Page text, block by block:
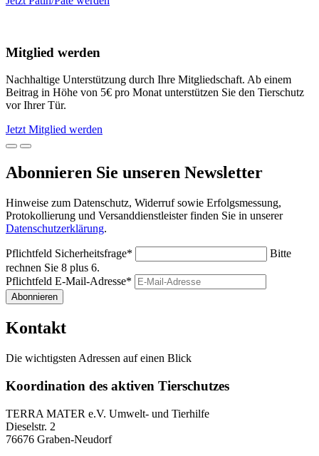
Mitglied werden
Nachhaltige Unterstützung durch Ihre Mitgliedschaft. Ab einem
Beitrag in Höhe von 5€ pro Monat unterstützen Sie den Tierschutz
vor Ihrer Tür.
Jetzt Mitglied werden
Abonnieren Sie unseren Newsletter
Hinweise zum Datenschutz, Widerruf sowie Erfolgsmessung,
Protokollierung und Versanddienstleister finden Sie in unserer
Datenschutzerklärung.
Pflichtfeld Sicherheitsfrage*
Bitte
rechnen Sie 8 plus 6.
Pflichtfeld E-Mail-Adresse*
Abonnieren
Kontakt
Die wichtigsten Adressen auf einen Blick
Koordination des aktiven Tierschutzes
TERRA MATER e.V. Umwelt- und Tierhilfe
Dieselstr. 2
76676 Graben-Neudorf